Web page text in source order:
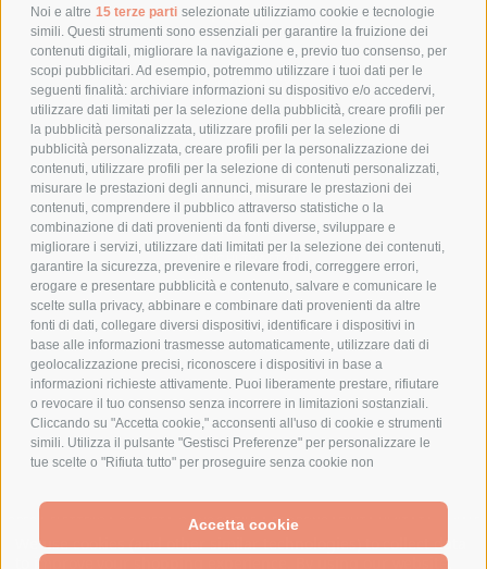
Noi e altre 15 terze parti selezionate utilizziamo cookie e tecnologie
simili. Questi strumenti sono essenziali per garantire la fruizione dei
contenuti digitali, migliorare la navigazione e, previo tuo consenso, per
scopi pubblicitari. Ad esempio, potremmo utilizzare i tuoi dati per le
seguenti finalità: archiviare informazioni su dispositivo e/o accedervi,
utilizzare dati limitati per la selezione della pubblicità, creare profili per
la pubblicità personalizzata, utilizzare profili per la selezione di
pubblicità personalizzata, creare profili per la personalizzazione dei
contenuti, utilizzare profili per la selezione di contenuti personalizzati,
misurare le prestazioni degli annunci, misurare le prestazioni dei
contenuti, comprendere il pubblico attraverso statistiche o la
combinazione di dati provenienti da fonti diverse, sviluppare e
migliorare i servizi, utilizzare dati limitati per la selezione dei contenuti,
garantire la sicurezza, prevenire e rilevare frodi, correggere errori,
erogare e presentare pubblicità e contenuto, salvare e comunicare le
scelte sulla privacy, abbinare e combinare dati provenienti da altre
fonti di dati, collegare diversi dispositivi, identificare i dispositivi in
base alle informazioni trasmesse automaticamente, utilizzare dati di
geolocalizzazione precisi, riconoscere i dispositivi in base a
informazioni richieste attivamente. Puoi liberamente prestare, rifiutare
o revocare il tuo consenso senza incorrere in limitazioni sostanziali.
Cliccando su "Accetta cookie," acconsenti all'uso di cookie e strumenti
simili. Utilizza il pulsante "Gestisci Preferenze" per personalizzare le
tue scelte o "Rifiuta tutto" per proseguire senza cookie non
momento cliccando sul link "Preferenze Cookie" in fondo alla pagina o
sull'icona dello scudo in basso a sinistra. Le tue preferenze si
applicheranno al solo dispositivo in uso.
Accetta cookie
POLICY
PRIVACY POLICY
COOKIE POLICY
PAGAMENTI SICURI
AZIENDA
CHI SIAMO
MARCHI TRATTATI
CONDOMINI
Bonifico
Bancario
SPESA ELETTRICA SOCIETA CONSORTILE A RESPONSABILITA LIMITATA - VIALE
MILANOFIORI, STRADA 4 - PALAZZO A5 20057, ASSAGO MILANO - PARTITA IVA
We use cookies (and other similar technologies) to collect data
to improve your shopping experience.
By using our website,